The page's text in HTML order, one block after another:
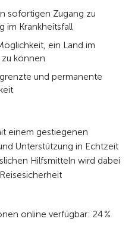
sofortigen Zugang zu
im Krankheitsfall
ein Land im
zu können
und permanente
einem gestiegenen
Unterstützung in Echtzeit
Hilfsmitteln wird dabei
online verfügbar: 24 %